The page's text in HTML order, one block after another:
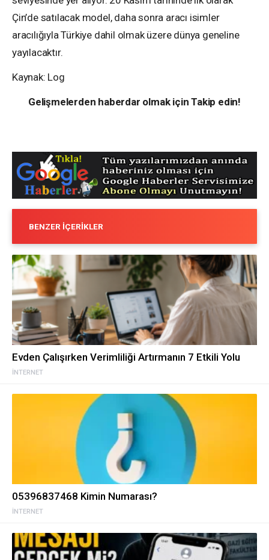
Çin’de satılacak model, daha sonra aracı isimler
aracılığıyla Türkiye dahil olmak üzere dünya geneline
yayılacaktır.
Kaynak: Log
Gelişmelerden haberdar olmak için Takip edin!
BENZER İÇERIKLER
İNTERNET
Evden Çalışırken Verimliliği Artırmanın 7 Etkili Yolu
İNTERNET
05396837468 Kimin Numarası?